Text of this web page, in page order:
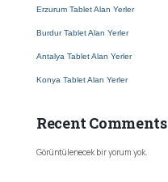
Erzurum Tablet Alan Yerler
Burdur Tablet Alan Yerler
Antalya Tablet Alan Yerler
Konya Tablet Alan Yerler
Recent Comments
Görüntülenecek bir yorum yok.